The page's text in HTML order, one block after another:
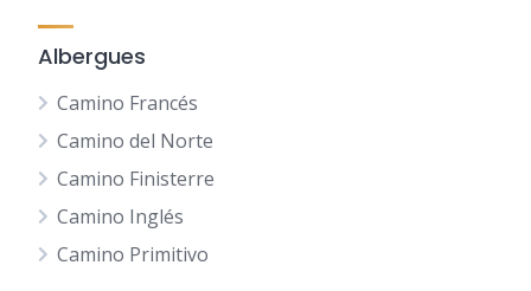
Albergues
Camino Francés
Camino del Norte
Camino Finisterre
Camino Inglés
Camino Primitivo